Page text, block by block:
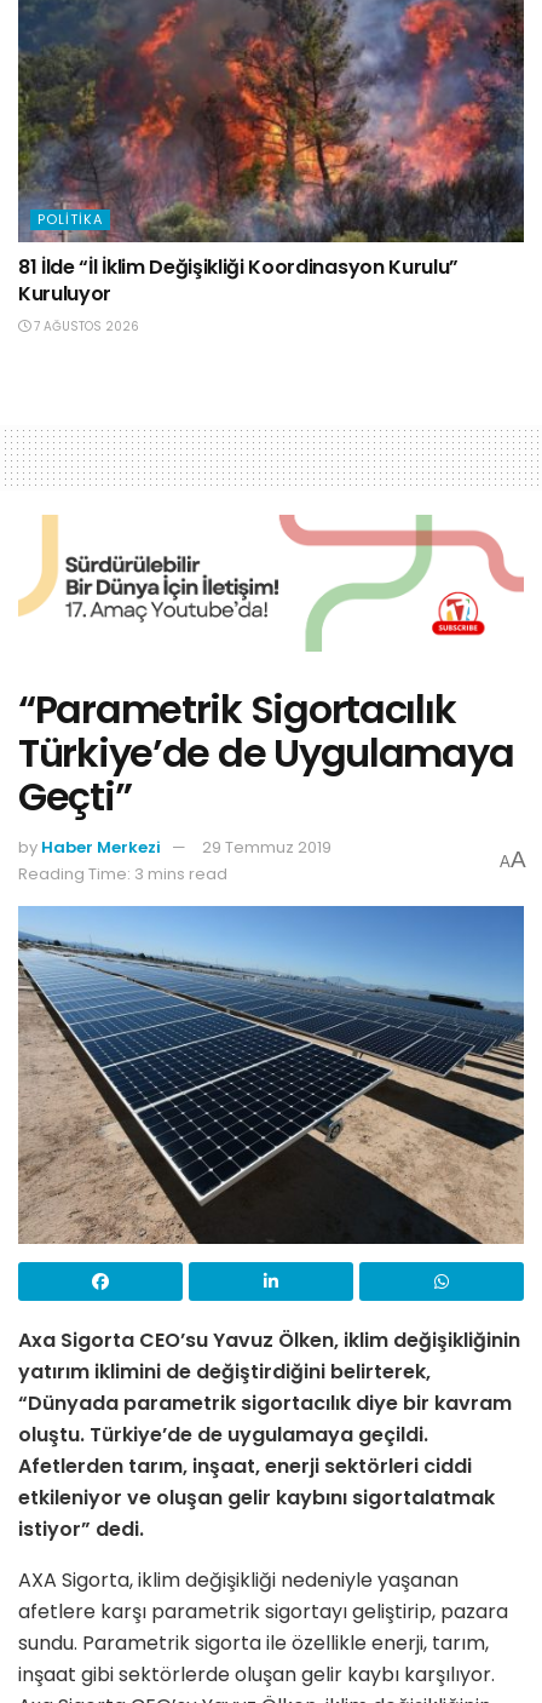
POLITIKA
81 İlde “İl İklim Değişikliği Koordinasyon Kurulu”
Kuruluyor
7 AĞUSTOS 2026
“Parametrik Sigortacılık
Türkiye’de de Uygulamaya
Geçti”
by Haber Merkezi
29 Temmuz 2019
Reading Time: 3 mins read
AA
Axa Sigorta CEO’su Yavuz Ölken, iklim değişikliğinin
yatırım iklimini de değiştirdiğini belirterek,
“Dünyada parametrik sigortacılık diye bir kavram
oluştu. Türkiye’de de uygulamaya geçildi.
Afetlerden tarım, inşaat, enerji sektörleri ciddi
etkileniyor ve oluşan gelir kaybını sigortalatmak
istiyor” dedi.
AXA Sigorta, iklim değişikliği nedeniyle yaşanan
afetlere karşı parametrik sigortayı geliştirip, pazara
sundu. Parametrik sigorta ile özellikle enerji, tarım,
inşaat gibi sektörlerde oluşan gelir kaybı karşılıyor.